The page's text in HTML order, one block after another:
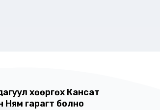
хөөргөх Кансат
Ням гарагт болно